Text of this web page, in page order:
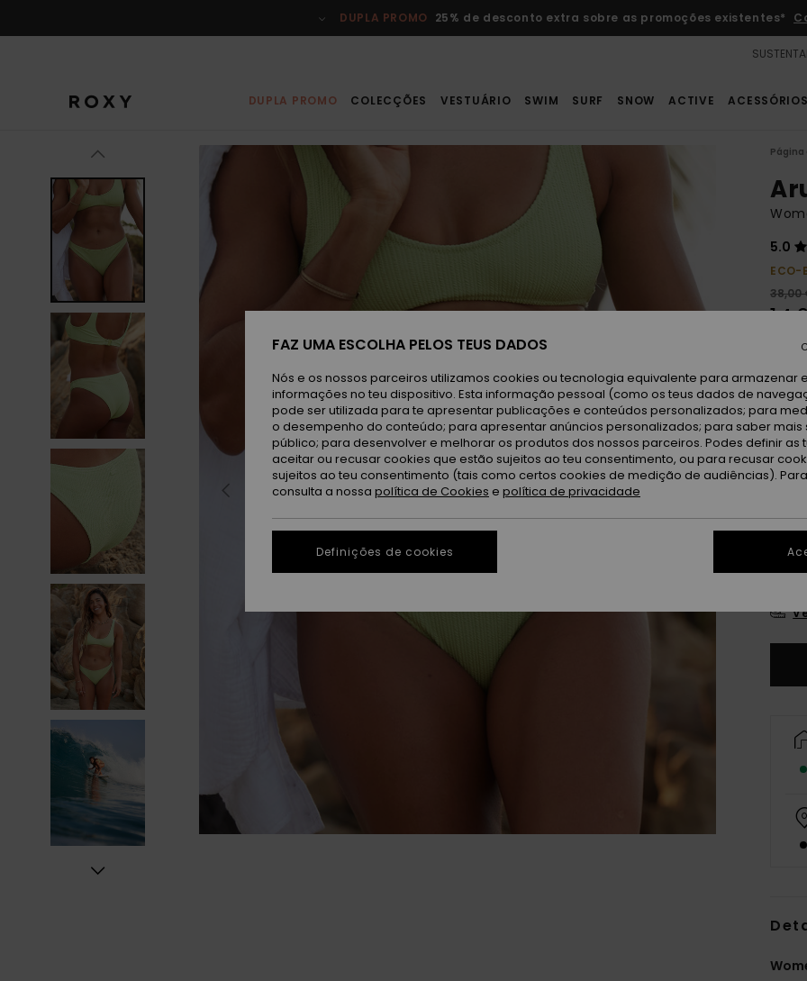
do
DUPLA PROMO 25% de desconto extra sobre as promoções existentes*
DUPLA PROMO COLECÇÕES VESTUÁRIO SWIM SURF SNOW ACTIVE ACESSÓRIOS
Página
5.0
ECO-
38,00
Cor
FAZ UMA ESCOLHA PELOS TEUS DADOS
Nós e os nossos parceiros utilizamos cookies ou tecnologia equivalente para armazenar
informações no teu dispositivo. Esta informação pessoal (como os teus dados de
pode ser utilizada para te apresentar publicações e conteúdos personalizados; para
o desempenho do conteúdo; para apresentar anúncios personalizados; para saber mais
público; para desenvolver e melhorar os produtos dos nossos parceiros. Podes definir as
aceitar ou recusar cookies que estão sujeitos ao teu consentimento, ou para recusar
sujeitos ao teu consentimento (tais como certos cookies de medição de audiências).
consulta a nossa política de Cookies e política de privacidade
Definições de cookies